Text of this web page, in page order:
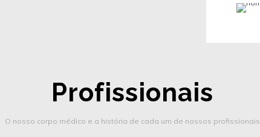
Profissionais
O nosso corpo médico e a história de cada um de nossos profissionais